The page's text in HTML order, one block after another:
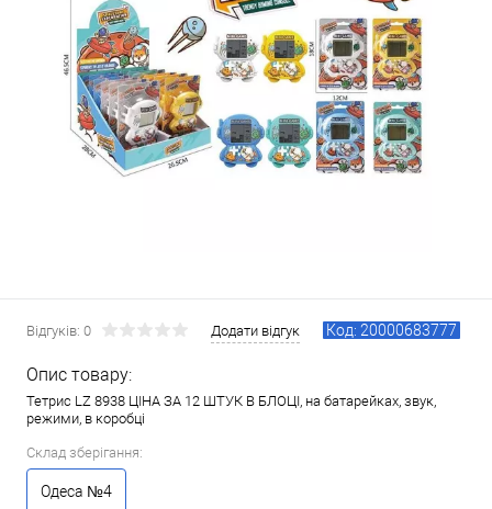
Відгуків: 0 Додати відгук Код: 20000683777
Опис товару:
Тетрис LZ 8938 ЦІНА ЗА 12 ШТУК В БЛОЦІ, на батарейках, звук,
режими, в коробці
Склад зберігання:
Одеса №4